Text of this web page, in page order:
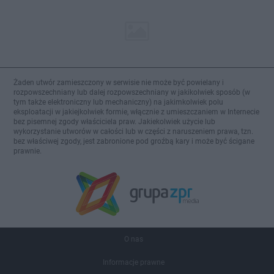
Żaden utwór zamieszczony w serwisie nie może być powielany i
rozpowszechniany lub dalej rozpowszechniany w jakikolwiek sposób (w
tym także elektroniczny lub mechaniczny) na jakimkolwiek polu
eksploatacji w jakiejkolwiek formie, włącznie z umieszczaniem w Internecie
bez pisemnej zgody właściciela praw. Jakiekolwiek użycie lub
wykorzystanie utworów w całości lub w części z naruszeniem prawa, tzn.
bez właściwej zgody, jest zabronione pod groźbą kary i może być ścigane
prawnie.
O nas
Informacje prawne